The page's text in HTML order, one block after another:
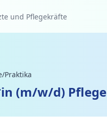
und Pflegekräfte
Praktika
(m/w/d) Pflege